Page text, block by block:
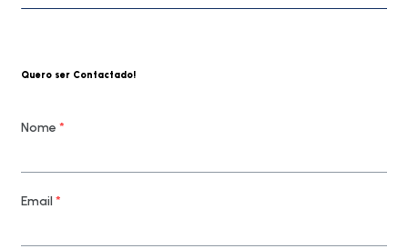
Quero ser Contactado!
Nome *
Email*